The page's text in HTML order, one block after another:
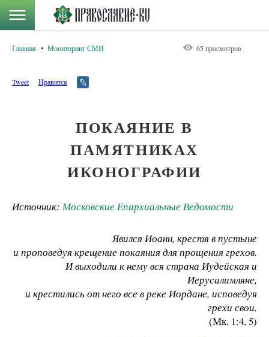
Главная Мониторинг СМИ 65 просмотров
Tweet Нравится
ПОКАЯНИЕ В
ПАМЯТНИКАХ
ИКОНОГРАФИИ
Источник: Московские Епархиальные Ведомости
Явился Иоанн, крестя в пустыне
и проповедуя крещение покаяния для прощения грехов.
И выходили к нему вся страна Иудейская и
Иерусалимляне,
и крестились от него все в реке Иордане, исповедуя
грехи свои.
(Мк. 1:4, 5)